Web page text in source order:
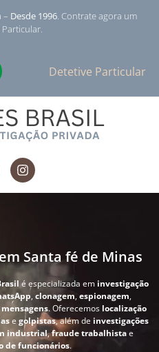
– Desde 1996. Contrate agora um
Particular.
Detetive Particular
Santa fé de Minas
é especializada em investigação
, clonagem,espionagem,
. Oferecemos localização
e golpistas, além de investigações
industrial,fraude trabalhistae
de funcionários.